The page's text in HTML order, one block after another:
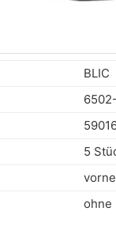
BLIC
5
ohne